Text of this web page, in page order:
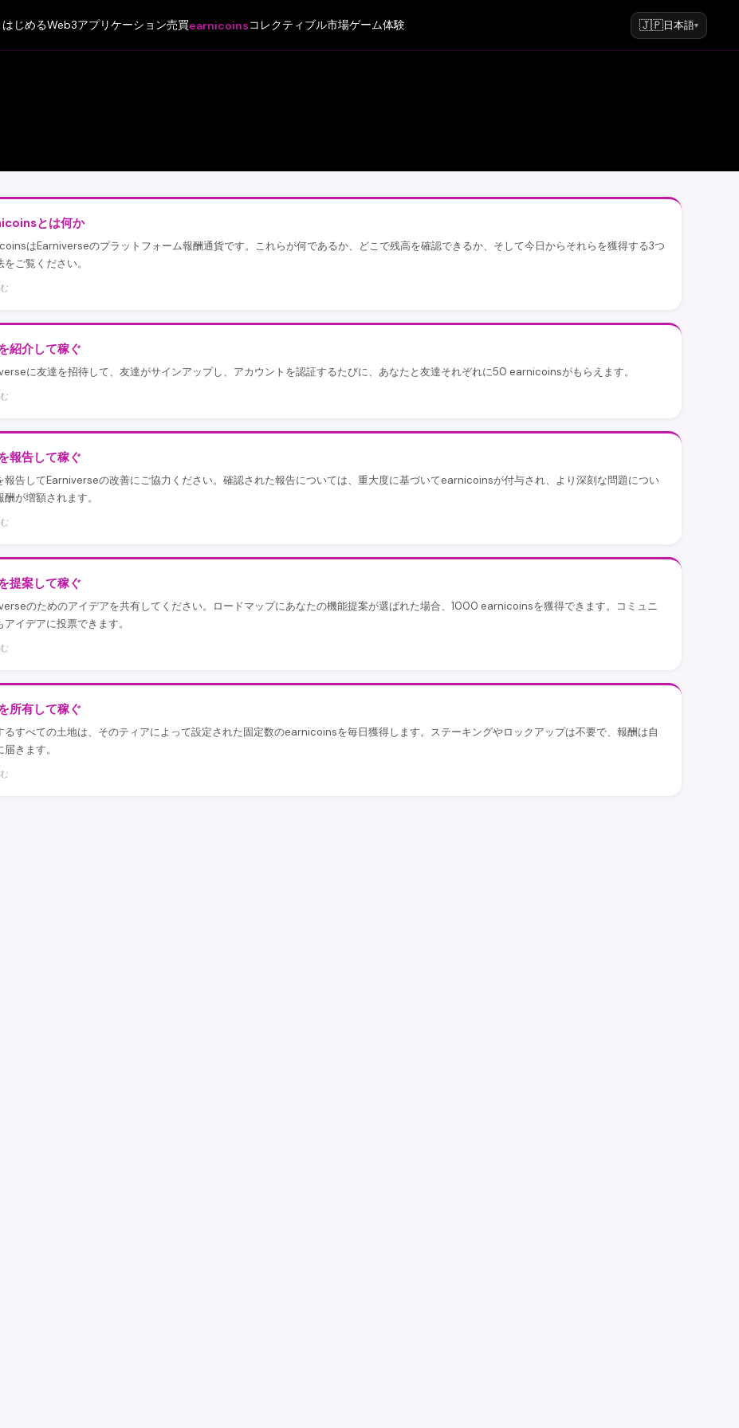
はじめるWeb3アプリケーション売買earnicoinsコレクティブル市場ゲーム体験 🇯🇵日本語▾
とは何か
はEarniverseのプラットフォーム報酬通貨です。これらが何であるか、どこで残高を確認できるか、そして今日からそれらを獲得する3つ
をご覧ください。
紹介して稼ぐ
に友達を招待して、友達がサインアップし、アカウントを認証するたびに、あなたと友達それぞれに50 earnicoinsがもらえます。
報告して稼ぐ
報告してEarniverseの改善にご協力ください。確認された報告については、重大度に基づいてearnicoinsが付与され、より深刻な問題につい
酬が増額されます。
提案して稼ぐ
のためのアイデアを共有してください。ロードマップにあなたの機能提案が選ばれた場合、1000 earnicoinsを獲得できます。コミュニ
アイデアに投票できます。
所有して稼ぐ
るすべての土地は、そのティアによって設定された固定数のearnicoinsを毎日獲得します。ステーキングやロックアップは不要で、報酬は自
きます。